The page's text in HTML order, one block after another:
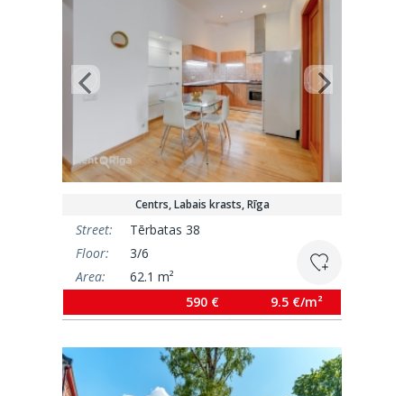
Centrs, Labais krasts, Rīga
Street:
Tērbatas 38
Floor:
3/6
Area:
62.1 m²
590 €
9.5 €/m²